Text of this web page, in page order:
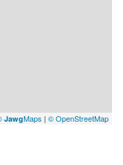
JawgMaps | © OpenStreetMap